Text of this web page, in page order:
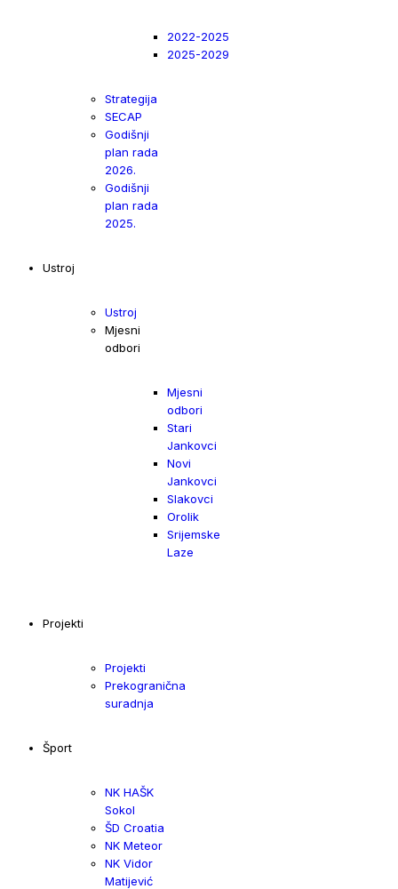
2022-2025
2025-2029
Strategija
SECAP
Godišnji
plan rada
2026.
Godišnji
plan rada
2025.
Ustroj
Ustroj
Mjesni
odbori
Mjesni
odbori
Stari
Jankovci
Novi
Jankovci
Slakovci
Orolik
Srijemske
Laze
Projekti
Projekti
Prekogranična
suradnja
Šport
NK HAŠK
Sokol
ŠD Croatia
NK Meteor
NK Vidor
Matijević